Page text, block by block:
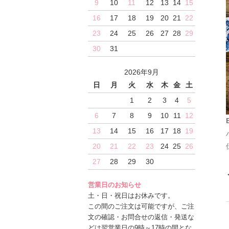
9 10 11 12 13 14 15
16
17 18 19 20 21
22
23
24 25 26 27 28
29
30
31
2026年9月
日
月 火 水 木 金
土
1
2 3 4
5
6
7 8 9 10 11
12
13
14 15 16 17 18
19
20
21 22 23 24 25 26
27
28 29 30
営業日のお知らせ
土・日・祝日はお休みです。
この間のご注文は可能ですが、ご注
文の確認・お問合せの返信・発送な